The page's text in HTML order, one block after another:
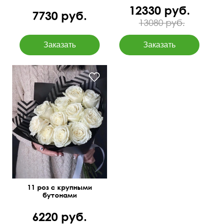
7730 руб. 12330 руб.
13080 руб.
50 см 30 см
11 роз с крупными
бутонами
6220 руб.